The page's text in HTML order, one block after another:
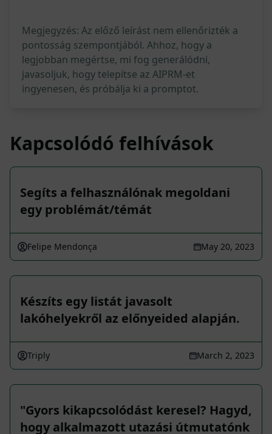
Megjegyzés: Az előző leírást nem ellenőrizték a
pontosság szempontjából. Ahhoz, hogy a
legjobban megértse, mi fog generálódni,
javasoljuk, hogy telepítse az AIPRM-et
ingyenesen, és próbálja ki a promptot.
Kapcsolódó felhívások
Segíts a felhasználónak megoldani
egy problémát/témát
Felipe Mendonça May 20, 2023
Készíts egy listát javasolt
lakóhelyekről az előnyeided alapján.
Triply March 2, 2023
"Gyors kikapcsolódást keresel? Hagyd,
hogy alkalmazott utazási útmutatónk